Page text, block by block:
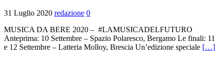
31 Luglio 2020 redazione 0
MUSICA DA BERE 2020 – #LAMUSICADELFUTURO
Anteprima: 10 Settembre – Spazio Polaresco, Bergamo Le finali: 11
e 12 Settembre – Latteria Molloy, Brescia Un’edizione speciale […]